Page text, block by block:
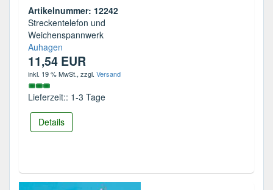
Artikelnummer: 12242
Streckentelefon und
Weichenspannwerk
Auhagen
11,54 EUR
inkl. 19 % MwSt., zzgl. Versand
Lieferzeit:: 1-3 Tage
Details